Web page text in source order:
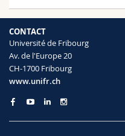
CONTACT
Université de Fribourg
Av. de l'Europe 20
CH-1700 Fribourg
www.unifr.ch